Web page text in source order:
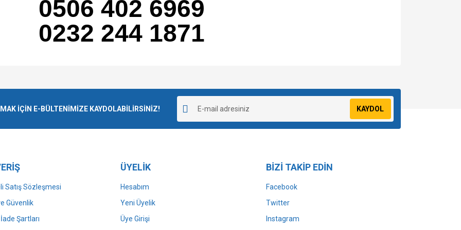
0506 402 6969
0232 244 1871
İÇİN E-BÜLTENİMİZE KAYDOLABİLİRSİNİZ! KAYDOL
Satış Sözleşmesi
Güvenlik
Şartları
ÜYELİK
Hesabım
Yeni Üyelik
Üye Girişi
BİZİ TAKİP EDİN
Facebook
Twitter
Instagram